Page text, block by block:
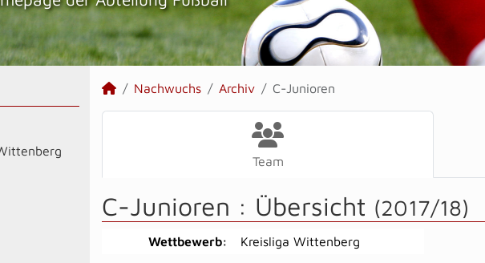
Nachwuchs Archiv C-Junioren
Team
C-Junioren : Übersicht (2017/18)
Wettbewerb: Kreisliga Wittenberg